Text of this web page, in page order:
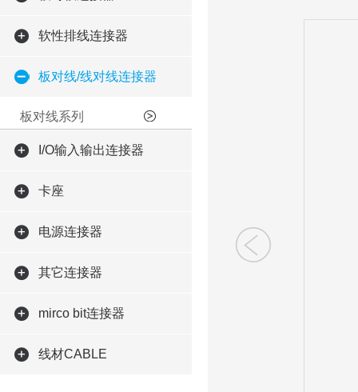
软性排线连接器
板对线/线对线连接器
板对线系列
I/O输入输出连接器
卡座
电源连接器
其它连接器
mirco bit连接器
线材CABLE